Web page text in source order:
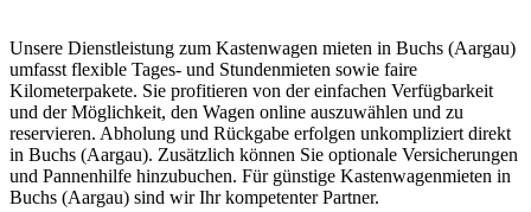
Unsere Dienstleistung zum Kastenwagen mieten in Buchs (Aargau)
umfasst flexible Tages- und Stundenmieten sowie faire
Kilometerpakete. Sie profitieren von der einfachen Verfügbarkeit
und der Möglichkeit, den Wagen online auszuwählen und zu
reservieren. Abholung und Rückgabe erfolgen unkompliziert direkt
in Buchs (Aargau). Zusätzlich können Sie optionale Versicherungen
und Pannenhilfe hinzubuchen. Für günstige Kastenwagenmieten in
Buchs (Aargau) sind wir Ihr kompetenter Partner.